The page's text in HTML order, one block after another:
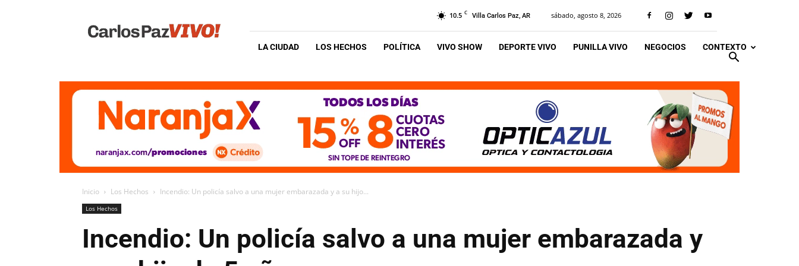
Vivo
10.5 C Villa Carlos Paz, AR sábado, agosto 8, 2026
LA CIUDAD LOS HECHOS POLÍTICA VIVO SHOW DEPORTE VIVO PUNILLA VIVO NEGOCIOS CONTEXTO
Inicio Los Hechos Incendio: Un policía salvo a una mujer embarazada y a su hijo...
Los Hechos
Incendio: Un policía salvo a una mujer embarazada y